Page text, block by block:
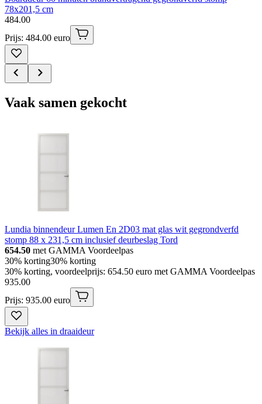
78x201,5 cm
484.00
Prijs: 484.00 euro
Vaak samen gekocht
Lundia binnendeur Lumen En 2D03 mat glas wit gegrondverfd
stomp 88 x 231,5 cm inclusief deurbeslag Tord
654.50 met GAMMA Voordeelpas
30% korting30% korting
30% korting, voordeelprijs: 654.50 euro met GAMMA Voordeelpas
935.00
Prijs: 935.00 euro
Bekijk alles in draaideur